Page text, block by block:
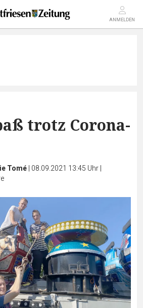
ANMELDEN
trotz Corona-
Tomé| 08.09.2021 13:45 Uhr|